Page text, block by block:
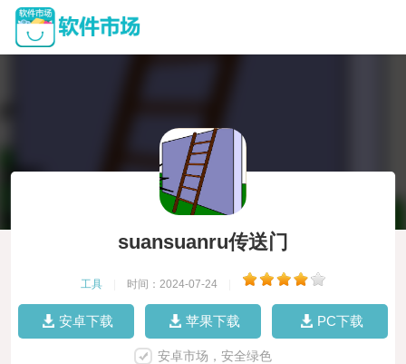
suansuanru传送门
工具 时间：2024-07-24
安卓下载 苹果下载 PC下载
安卓市场，安全绿色